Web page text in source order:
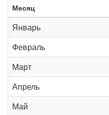
Месяц
Январь
Февраль
Март
Апрель
Май